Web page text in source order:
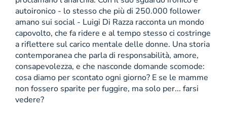
autoironico - lo stesso che più di 250.000 follower
amano sui social - Luigi Di Razza racconta un mondo
capovolto, che fa ridere e al tempo stesso ci costringe
a riflettere sul carico mentale delle donne. Una storia
contemporanea che parla di responsabilità, amore,
consapevolezza, e che nasconde domande scomode:
cosa diamo per scontato ogni giorno? E se le mamme
non fossero sparite per fuggire, ma solo per... farsi
vedere?